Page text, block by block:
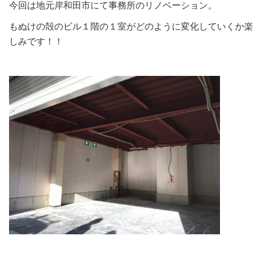
今回は地元岸和田市にて事務所のリノベーション。
もぬけの殻のビル１階の１室がどのように変化していくか楽
しみです！！